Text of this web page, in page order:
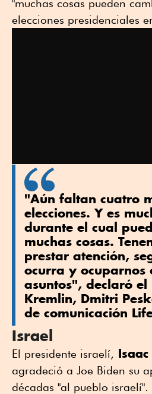
"muchas cosas pueden
elecciones presidenciales
"Aún faltan cuatro
elecciones. Y es
durante el cual
muchas cosas.
prestar atención,
ocurra y ocuparnos
asuntos", declaró
Kremlin, Dmitri
de comunicación
Israel
El presidente israelí,
agradeció a Joe Biden su
décadas "al pueblo israelí".